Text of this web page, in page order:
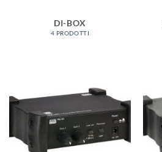
DI-BOX
4 PRODOTTI